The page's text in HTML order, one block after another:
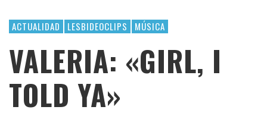
ACTUALIDAD LESBIDEOCLIPS MÚSICA
VALERIA: «GIRL, I
TOLD YA»